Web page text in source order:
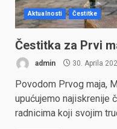
Aktualnosti Čestitke
Čestitka za Prvi
admin 30. Aprila
Povodom Prvog maja,
upućujemo najiskrenije
radnicima koji svojim